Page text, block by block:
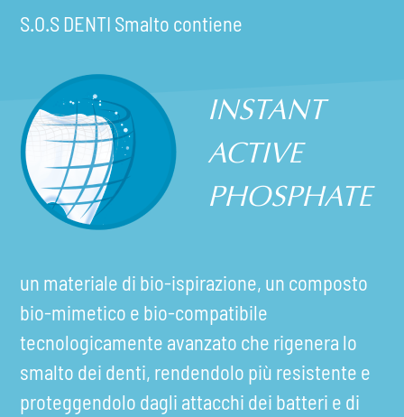
S.O.S DENTI Smalto contiene
INSTANT
ACTIVE
PHOSPHATE
un materiale di bio-ispirazione, un composto
bio-mimetico e bio-compatibile
tecnologicamente avanzato che rigenera lo
smalto dei denti, rendendolo più resistente e
proteggendolo dagli attacchi dei batteri e di